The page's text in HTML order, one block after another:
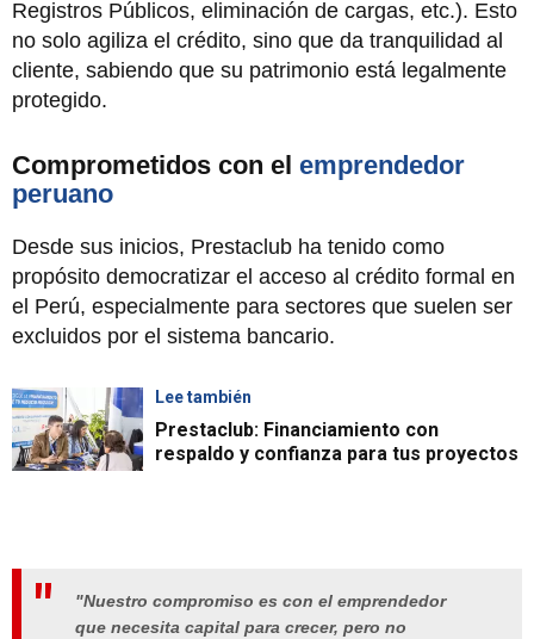
Registros Públicos, eliminación de cargas, etc.). Esto
no solo agiliza el crédito, sino que da tranquilidad al
cliente, sabiendo que su patrimonio está legalmente
protegido.
Comprometidos con el emprendedor
peruano
Desde sus inicios, Prestaclub ha tenido como
propósito democratizar el acceso al crédito formal en
el Perú, especialmente para sectores que suelen ser
excluidos por el sistema bancario.
Lee también
Prestaclub: Financiamiento con
respaldo y confianza para tus proyectos
"Nuestro compromiso es con el emprendedor
que necesita capital para crecer, pero no